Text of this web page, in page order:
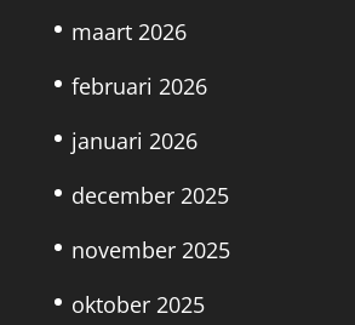
maart 2026
februari 2026
januari 2026
december 2025
november 2025
oktober 2025